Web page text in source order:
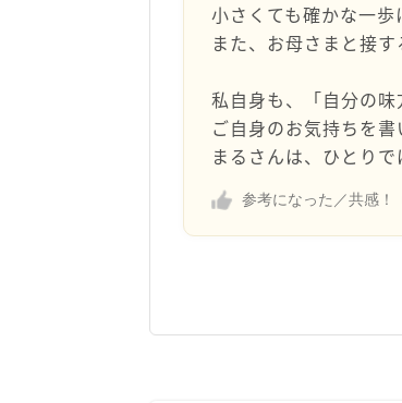
小さくても確かな一歩
また、お母さまと接
私自身も、「自分の味
ご自身のお気持ちを
まるさんは、ひとり
参考になった／共感！